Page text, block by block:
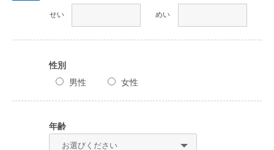
せい めい
性別
男性
女性
年齢